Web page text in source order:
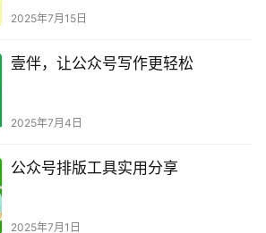
2025年7月15日
壹伴，让公众号写作更轻松
2025年7月4日
公众号排版工具实用分享
2025年7月1日